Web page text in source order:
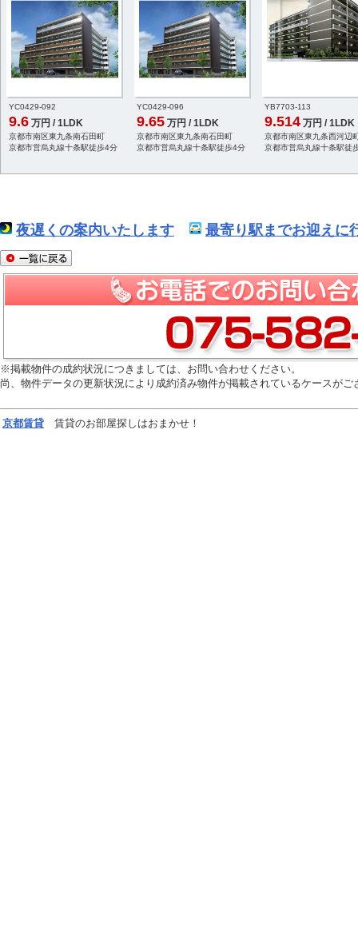
YC0429-092
9.6 万円 / 1LDK
京都市南区東九条南石田町
京都市営烏丸線十条駅徒歩4分
YC0429-096
9.65 万円 / 1LDK
京都市南区東九条南石田町
京都市営烏丸線十条駅徒歩4分
YB7703-113
9.514 万円 / 1LDK
京都市南区東九条西河辺
京都市営烏丸線十条駅徒
夜遅くの案内いたします 最寄り駅までお迎えに
※掲載物件の成約状況につきましては、お問い合わせください。
尚、物件データの更新状況により成約済み物件が掲載されているケースが
京都賃貸 賃貸のお部屋探しはおまかせ！